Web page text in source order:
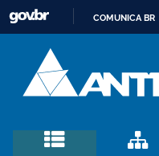
COMUNICA BR